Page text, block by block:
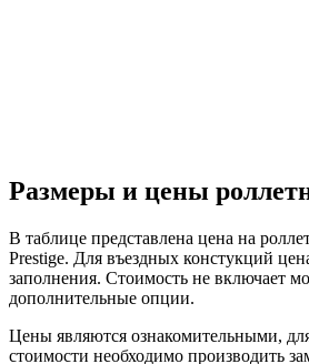
Размеры и цены
В таблице представлена цена на
Prestige. Для въездных констукций
заполнения. Стоимость не включает
дополнительные опции.
Цены являются ознакомительными,
стоимости необходимо производить